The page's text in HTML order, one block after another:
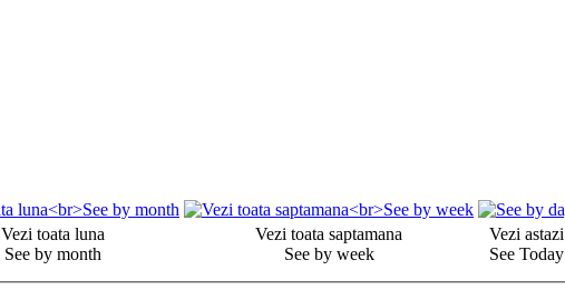
Vezi toata luna
See by month
Vezi toata saptamana
See by week
Vezi astazi
See Today